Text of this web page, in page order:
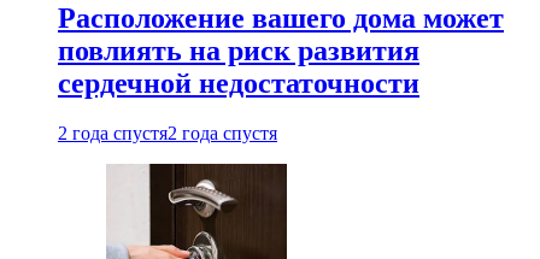
Расположение вашего дома может
повлиять на риск развития
сердечной недостаточности
2 года спустя2 года спустя